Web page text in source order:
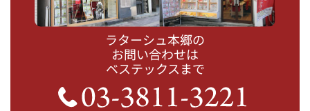
ラターシュ本郷の
お問い合わせは
ベステックスまで